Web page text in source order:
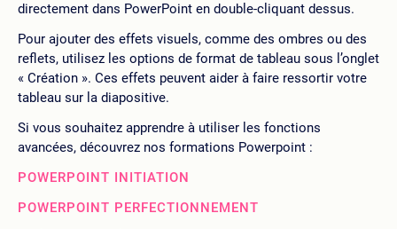
directement dans PowerPoint en double-cliquant dessus.
Pour ajouter des effets visuels, comme des ombres ou des
reflets, utilisez les options de format de tableau sous l’onglet
« Création ». Ces effets peuvent aider à faire ressortir votre
tableau sur la diapositive.
Si vous souhaitez apprendre à utiliser les fonctions
avancées, découvrez nos formations Powerpoint :
POWERPOINT INITIATION
POWERPOINT PERFECTIONNEMENT